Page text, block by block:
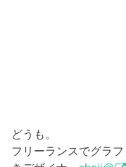
どうも。
フリーランスでグラ